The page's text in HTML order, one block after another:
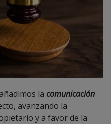
la comunicación
avanzando la
y a favor de la